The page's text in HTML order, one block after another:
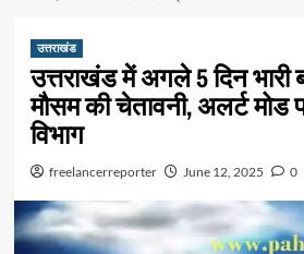
उत्तराखंड
उत्तराखंड में अगले 5 दिन भारी
मौसम की चेतावनी, अलर्ट
विभाग
freelancerreporter June 12, 2025 0